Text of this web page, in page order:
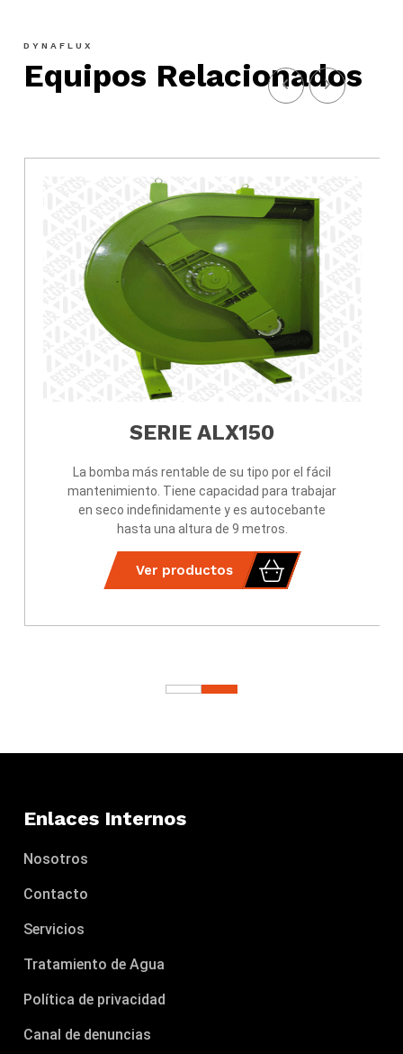
DYNAFLUX
Equipos Relacionados
SERIE ALX150
La bomba más rentable de su tipo por el fácil
mantenimiento. Tiene capacidad para trabajar
en seco indefinidamente y es autocebante
hasta una altura de 9 metros.
Ver productos
Enlaces Internos
Nosotros
Contacto
Servicios
Tratamiento de Agua
Política de privacidad
Canal de denuncias